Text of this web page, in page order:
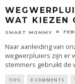
WAT KIEZEN
SMART MOMMY
Naar aanleiding van
wegwerpluiers zijn er
stemmers gebruikt de
TIPS 0 COMMENTS